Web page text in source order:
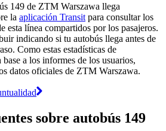
149 de ZTM Warszawa llega
la aplicación Transit para consultar los
esta línea compartidos por los pasajeros.
indicando si tu autobús llega antes de
Como estas estadísticas de
a los informes de los usuarios,
datos oficiales de ZTM Warszawa.
sobre autobús 149